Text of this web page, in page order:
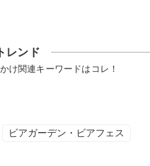
レンド
け関連キーワードはコレ！
ビアガーデン・ビアフェス